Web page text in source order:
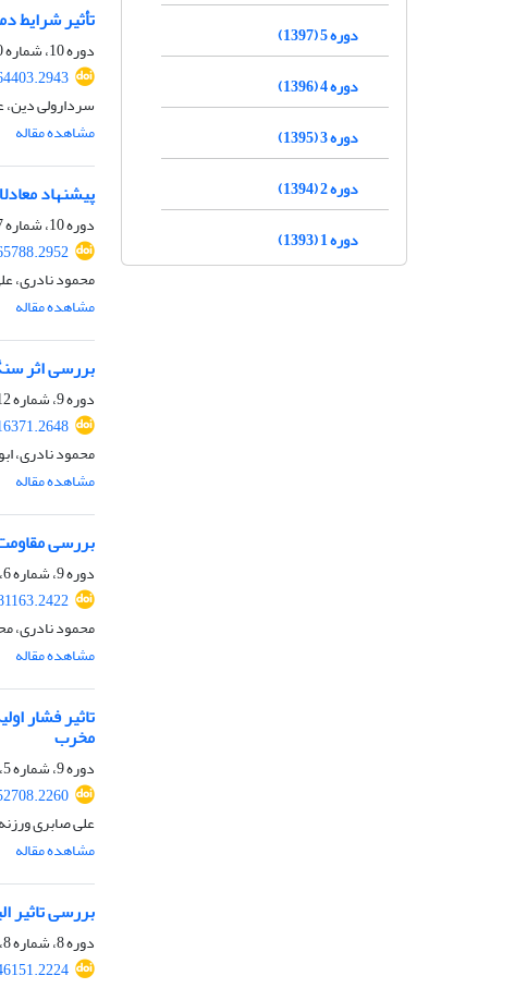
تأثیر شرایط
دوره 10، شماره 10، دی 1402، صفحه
سردارولی دین،
مشاهده مقاله
پیشنهاد
دوره 10، شماره 7، مهر 1402، صفحه
محمود نادری،
مشاهده مقاله
بررسی اثر
دوره 9، شماره 12، اسفند 1401، صفحه
محمود نادری،
مشاهده مقاله
بررسی
دوره 9، شماره 6، شهریور 1401، صفحه
محمود نادری،
مشاهده مقاله
تاثیر فشار
مخرب
دوره 9، شماره 5، مرداد 1401، صفحه
علی صابری
مشاهده مقاله
بررسی تاثیر
دوره 8، شماره 8، آبان 1400، صفحه
دوره 5 (1397)
دوره 4 (1396)
دوره 3 (1395)
دوره 2 (1394)
دوره 1 (1393)